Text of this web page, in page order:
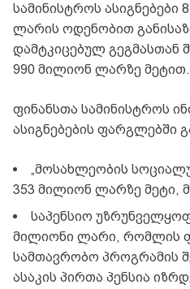
სამინისტროს
ლარის ოდენობით
დამტკიცებულ გეგმასთან
990 მილიონ ლარზე მეტით.
ფინანსთა სამინისტროს
ასიგნებების ფარგლებში
„მოსახლეობის
353 მილიონ ლარზე მეტი,
საპენსიო
მილიონი ლარი, რომლის
სამთავრობო პროგრამის
ასაკის პირთა პენსია